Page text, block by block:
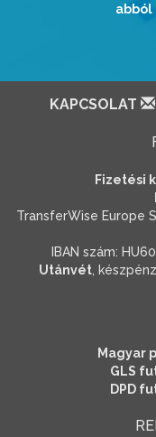
abból
KAPCSOLAT
Fizetési
TransferWise Europe
IBAN szám:
Utánvét ,
Magyar
GLS
DPD